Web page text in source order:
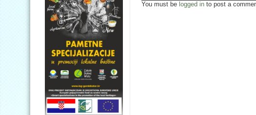
You must be logged in to post a